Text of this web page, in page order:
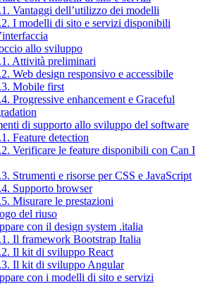
Vantaggi dell’utilizzo dei modelli
I modelli di sito e servizi disponibili
allo sviluppo
Attività preliminari
Web design responsivo e accessibile
Mobile first
Progressive enhancement e Graceful
di supporto allo sviluppo del software
Feature detection
Verificare le feature disponibili con Can I
Strumenti e risorse per CSS e JavaScript
Supporto browser
Misurare le prestazioni
del riuso
con il design system .italia
Il framework Bootstrap Italia
Il kit di sviluppo React
Il kit di sviluppo Angular
con i modelli di sito e servizi